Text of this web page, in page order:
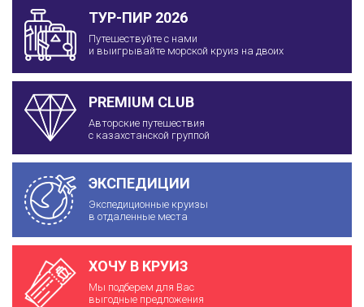
ТУР-ПИР 2026
Путешествуйте с нами
и выигрывайте морской круиз на двоих
PREMIUM CLUB
Авторские путешествия
с казахстанской группой
ЭКСПЕДИЦИИ
Экспедиционные круизы
в отдаленные места
ХОЧУ В КРУИЗ
Мы подберем для Вас
выгодные предложения